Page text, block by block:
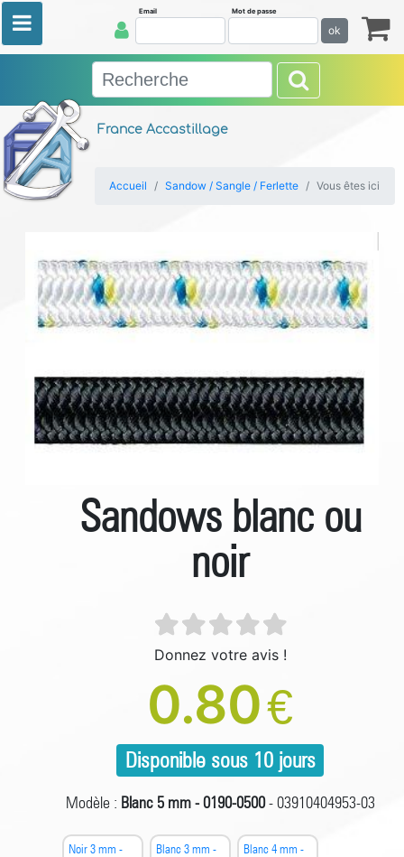
France Accastillage
Email Mot de passe
ok
Accueil Sandow / Sangle / Ferlette Vous êtes ici
Sandows blanc ou
noir
Donnez votre avis !
0.80€
Disponible sous 10 jours
Modèle : Blanc 5 mm - 0190-0500- 03910404953-03
Noir 3 mm -
Blanc 3 mm -
Blanc 4 mm -